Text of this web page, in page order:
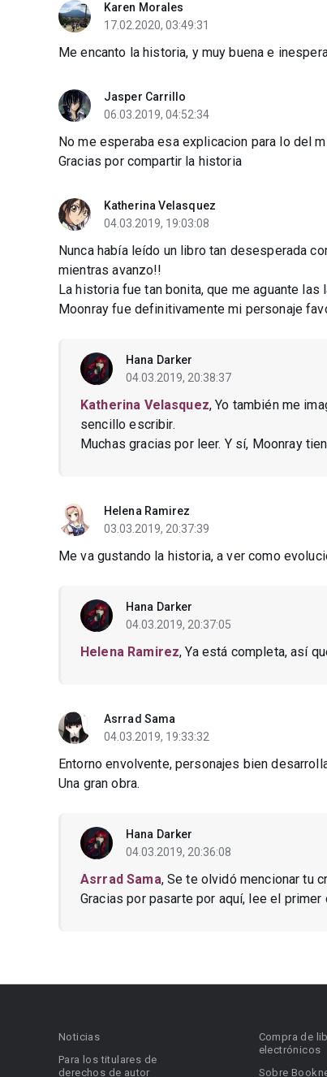
Karen Morales
17.02.2020, 03:49:31
Me encanto la historia, y muy buena e
Jasper Carrillo
06.03.2019, 04:52:34
No me esperaba esa explicacion para lo del
Gracias por compartir la historia
Katherina Velasquez
04.03.2019, 19:03:08
Nunca había leído un libro tan desesperada
mientras avanzo!!
La historia fue tan bonita, que me aguante las
Moonray fue definitivamente mi personaje
Hana Darker
04.03.2019, 20:38:37
Katherina Velasquez, Yo también me
sencillo escribir.
Muchas gracias por leer. Y sí, Moonray
Helena Ramirez
03.03.2019, 20:37:39
Me va gustando la historia, a ver como
Hana Darker
04.03.2019, 20:37:05
Helena Ramirez, Ya está completa, así
Asrrad Sama
04.03.2019, 19:33:32
Entorno envolvente, personajes bien
Una gran obra.
Hana Darker
04.03.2019, 20:36:08
Asrrad Sama, Se te olvidó mencionar tu
Gracias por pasarte por aquí, lee el
Noticias
Para los titulares de
derechos de autor
Compra de
electrónicos
Sobre